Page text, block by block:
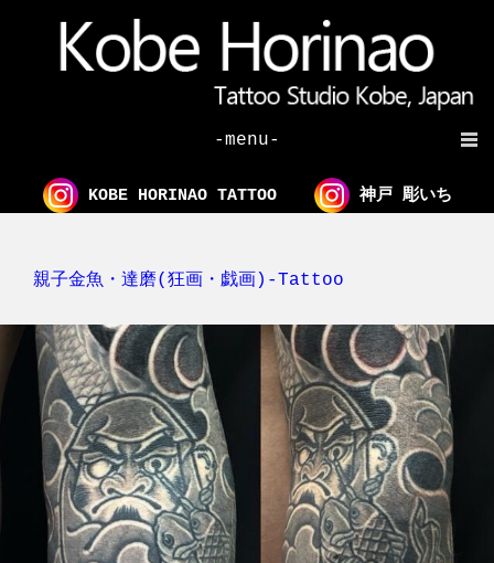
-menu-
KOBE HORINAO TATTOO 神戸 彫いち
親子金魚・達磨(狂画・戯画)-Tattoo